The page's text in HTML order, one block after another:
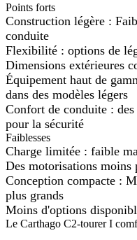
Points forts
Construction légère :
conduite
Flexibilité : options de
Dimensions extérieures
Équipement haut de
dans des modèles légers
Confort de conduite : des
pour la sécurité
Faiblesses
Charge limitée : faible
Des motorisations moins
Conception compacte :
plus grands
Moins d'options
Le Carthago C2-tourer I